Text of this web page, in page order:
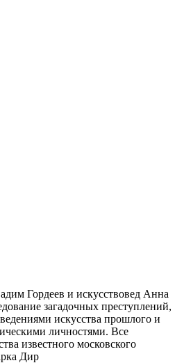
Гордеев и искусствовед Анна
загадочных преступлений,
искусства прошлого и
личностями. Все
известного московского
Дир